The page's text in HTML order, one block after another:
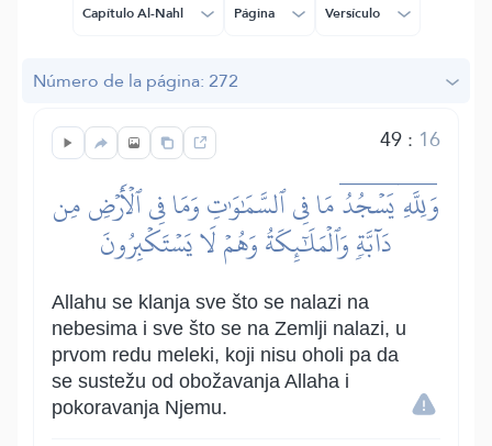
Capítulo Al-Nahl Página Versículo
Número de la página: 272
49: 16
وَلِلَّهِۤ يَسۡجُدُۤ مَا فِي ٱلسَّمَٰوَٰتِ وَمَا فِي ٱلۡأَرۡضِ مِن
دَآبَّةٖ وَٱلۡمَلَٰٓئِكَةُ وَهُمۡ لَا يَسۡتَكۡبِرُونَ
Allahu se klanja sve što se nalazi na
nebesima i sve što se na Zemlji nalazi, u
prvom redu meleki, koji nisu oholi pa da
se sustežu od obožavanja Allaha i
pokoravanja Njemu.